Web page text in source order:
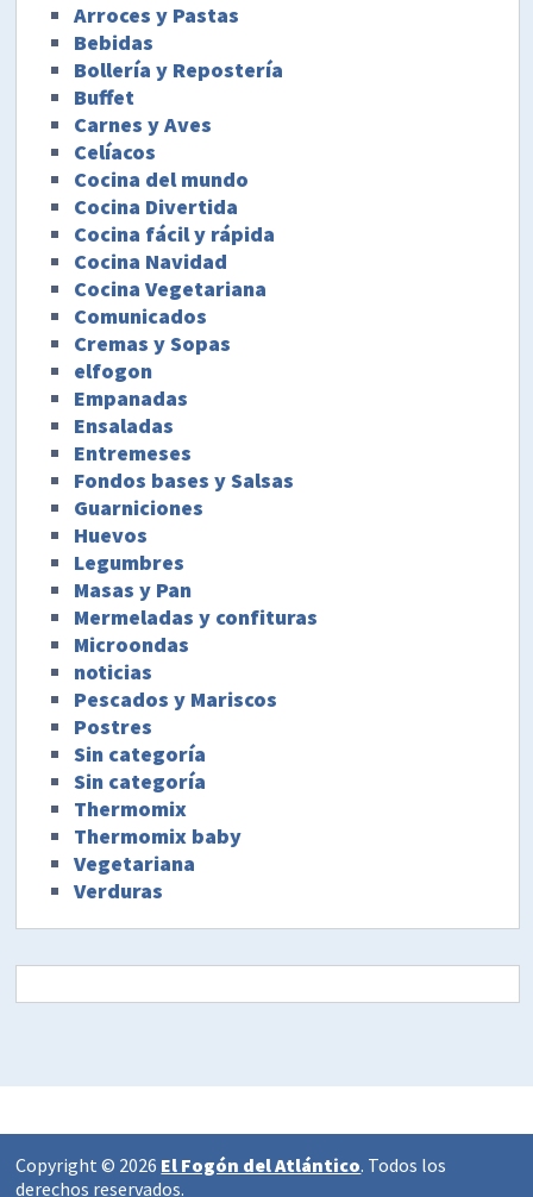
Arroces y Pastas
Bebidas
Bollería y Repostería
Buffet
Carnes y Aves
Celíacos
Cocina del mundo
Cocina Divertida
Cocina fácil y rápida
Cocina Navidad
Cocina Vegetariana
Comunicados
Cremas y Sopas
elfogon
Empanadas
Ensaladas
Entremeses
Fondos bases y Salsas
Guarniciones
Huevos
Legumbres
Masas y Pan
Mermeladas y confituras
Microondas
noticias
Pescados y Mariscos
Postres
Sin categoría
Sin categoría
Thermomix
Thermomix baby
Vegetariana
Verduras
Copyright © 2026 El Fogón del Atlántico. Todos los
derechos reservados.